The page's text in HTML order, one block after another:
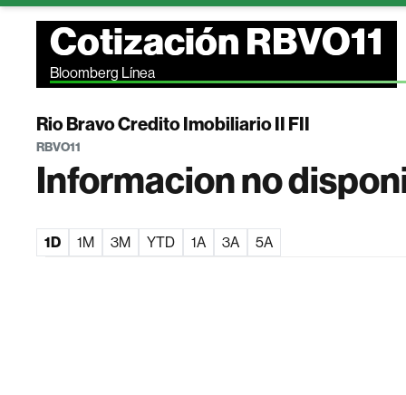
Cotización RBVO11
Bloomberg Línea
Rio Bravo Credito Imobiliario II FII
RBVO11
Informacion no
1D 1M 3M YTD 1A 3A 5A